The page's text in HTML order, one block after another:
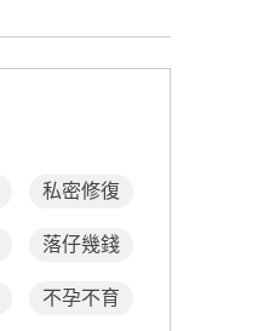
私密修復
落仔幾錢
不孕不育